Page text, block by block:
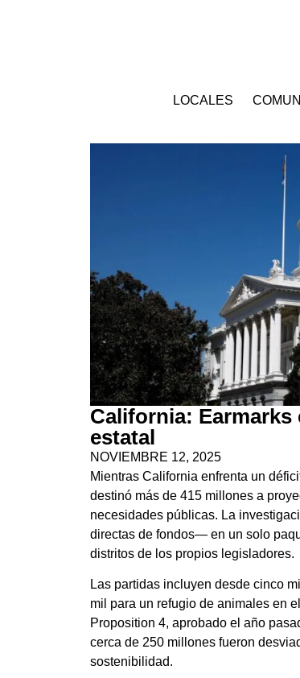
LOCALES
California:
estatal
NOVIEMBRE 12, 2025
Mientras California enfrenta un
destinó más de 415 millones a
necesidades públicas. La
directas de fondos— en un solo
distritos de los propios legisladores.
Las partidas incluyen desde cinco
mil para un refugio de animales en
Proposition 4, aprobado el año
cerca de 250 millones fueron
sostenibilidad.